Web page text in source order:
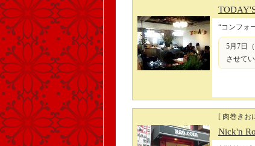
“コンフォ
5月7日
させて
[ 肉巻きお
Nick'n